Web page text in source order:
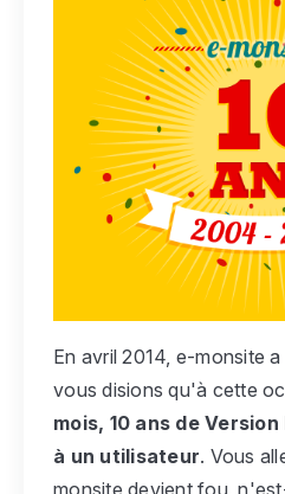
En avril 2014, e-monsite
vous disions qu'à cette
mois, 10 ans de
à un utilisateur. Vous